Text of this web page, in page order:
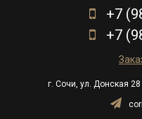
+7
+7
г. Сочи, ул. Донская 28